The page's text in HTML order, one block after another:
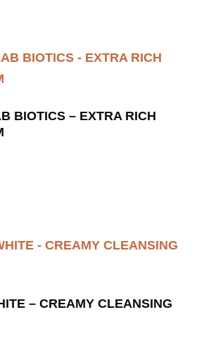
BIOTICS – EXTRA RICH
– CREAMY CLEANSING